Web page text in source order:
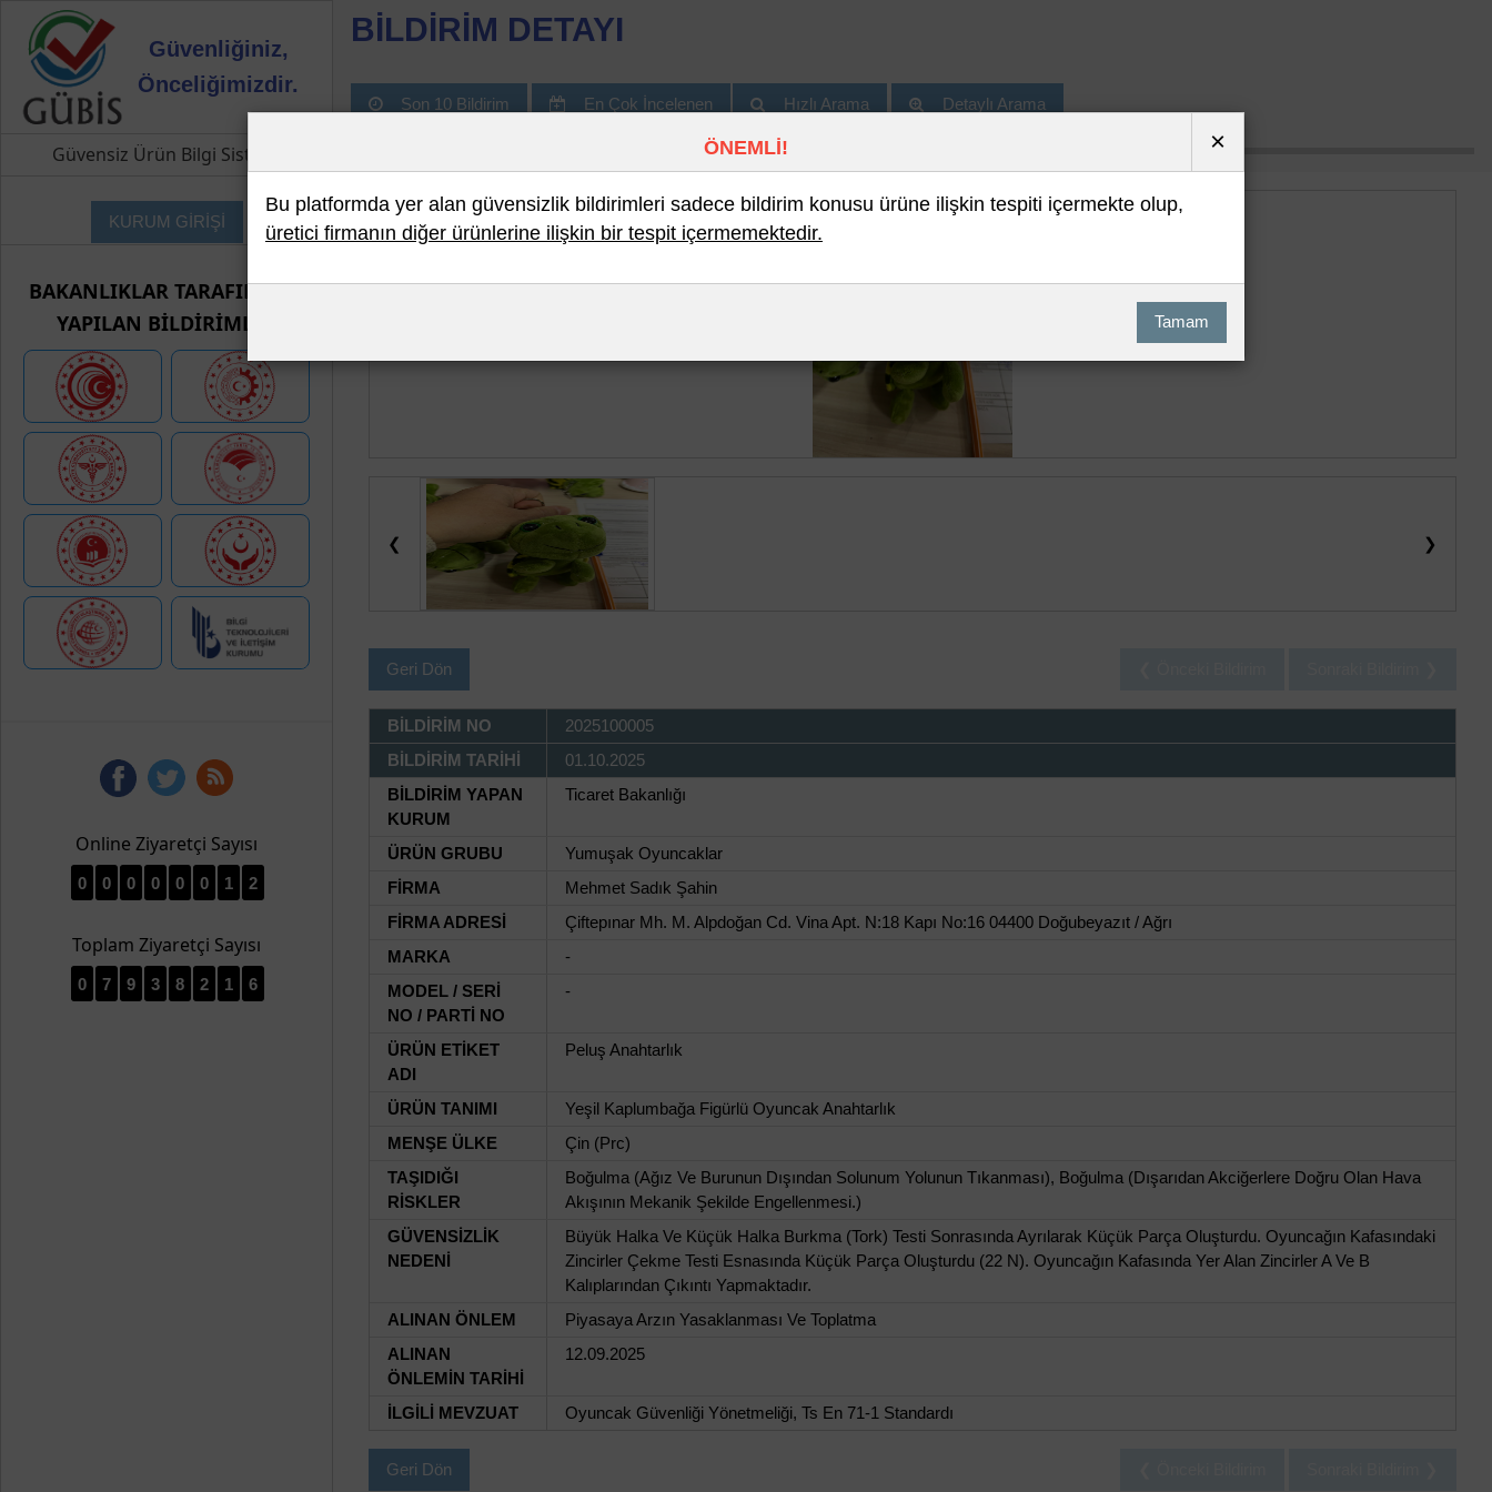
Güvenliğiniz,
Önceliğimizdir.
Güvensiz Ürün Bilgi Sistemi
KURUM GİRİŞİ
BAKANLIKLAR TARAFINDAN
YAPILAN BİLDİRİMLER
Online Ziyaretçi Sayısı
0 0 0 0 0 0 1 2
Toplam Ziyaretçi Sayısı
0 7 9 3 8 2 1 6
BİLDİRİM DETAYI
Son 10 Bildirim En Çok İncelenen Hızlı Arama Detaylı Arama
❮ ❯
Geri Dön
BİLDİRİM NO
2025100005
BİLDİRİM TARİHİ
01.10.2025
BİLDİRİM YAPAN
KURUM
Ticaret Bakanlığı
ÜRÜN GRUBU
Yumuşak Oyuncaklar
FİRMA
Mehmet Sadık Şahin
FİRMA ADRESİ
Çiftepınar Mh. M. Alpdoğan Cd. Vina Apt. N:18 Kapı No:16 04400 Doğubeyazıt / Ağrı
MARKA
-
MODEL / SERİ
NO / PARTİ NO
-
ÜRÜN ETİKET
ADI
Peluş Anahtarlık
ÜRÜN TANIMI
Yeşil Kaplumbağa Figürlü Oyuncak Anahtarlık
MENŞE ÜLKE
Çin (Prc)
TAŞIDIĞI
RİSKLER
Boğulma (Ağız Ve Burunun Dışından Solunum Yolunun Tıkanması), Boğulma (Dışarıdan Akciğerlere Doğru Olan Hava
Akışının Mekanik Şekilde Engellenmesi.)
GÜVENSİZLİK
NEDENİ
Büyük Halka Ve Küçük Halka Burkma (Tork) Testi Sonrasında Ayrılarak Küçük Parça Oluşturdu. Oyuncağın Kafasındaki
Zincirler Çekme Testi Esnasında Küçük Parça Oluşturdu (22 N). Oyuncağın Kafasında Yer Alan Zincirler A Ve B
Kalıplarından Çıkıntı Yapmaktadır.
ALINAN ÖNLEM
Piyasaya Arzın Yasaklanması Ve Toplatma
ALINAN
ÖNLEMİN TARİHİ
12.09.2025
İLGİLİ MEVZUAT Oyuncak Güvenliği Yönetmeliği, Ts En 71-1 Standardı
Geri Dön
ÖNEMLİ! ×
Bu platformda yer alan güvensizlik bildirimleri sadece bildirim konusu ürüne ilişkin tespiti içermekte olup,
üretici firmanın diğer ürünlerine ilişkin bir tespit içermemektedir.
Tamam